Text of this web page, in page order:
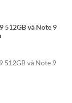
512GB và Note 9
512GB và Note 9